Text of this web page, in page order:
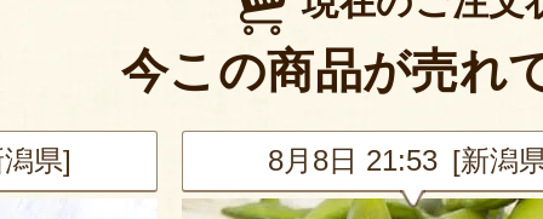
今この商品が売れ
県] 8月8日 21:53 [新潟